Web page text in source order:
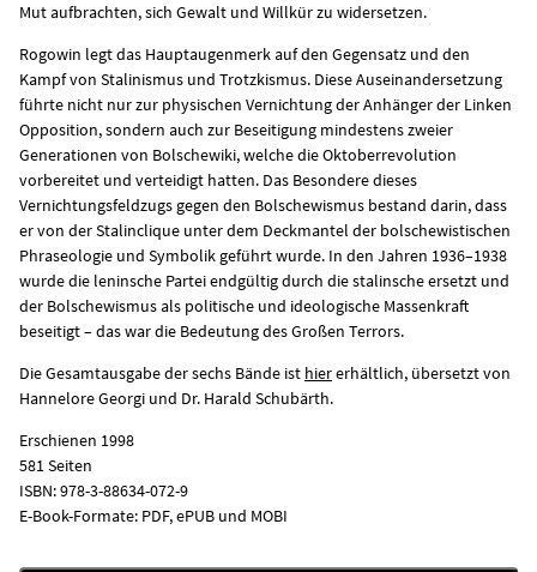
Mut aufbrachten, sich Gewalt und Willkür zu widersetzen.
Rogowin legt das Hauptaugenmerk auf den Gegensatz und den
Kampf von Stalinismus und Trotzkismus. Diese Auseinandersetzung
führte nicht nur zur physischen Vernichtung der Anhänger der Linken
Opposition, sondern auch zur Beseitigung mindestens zweier
Generationen von Bolschewiki, welche die Oktoberrevolution
vorbereitet und verteidigt hatten. Das Besondere dieses
Vernichtungsfeldzugs gegen den Bolschewismus bestand darin, dass
er von der Stalinclique unter dem Deckmantel der bolschewistischen
Phraseologie und Symbolik geführt wurde. In den Jahren 1936–1938
wurde die leninsche Partei endgültig durch die stalinsche ersetzt und
der Bolschewismus als politische und ideologische Massenkraft
beseitigt – das war die Bedeutung des Großen Terrors.
Die Gesamtausgabe der sechs Bände ist hiererhältlich, übersetzt von
Hannelore Georgi und Dr. Harald Schubärth.
Erschienen 1998
581 Seiten
ISBN: 978-3-88634-072-9
E-Book-Formate: PDF, ePUB und MOBI